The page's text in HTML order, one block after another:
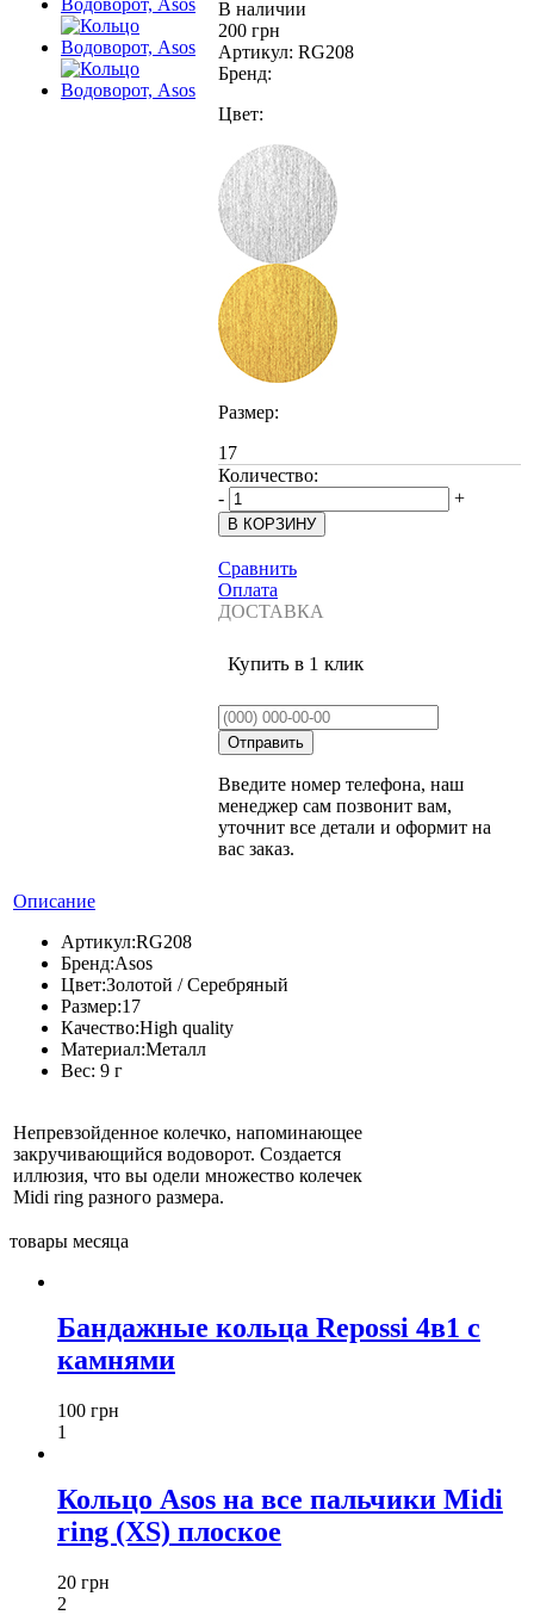
В наличии
200 грн
Артикул: RG208
Бренд:
Цвет:
Размер:
17
Количество:
-
+
Сравнить
Оплата
ДОСТАВКА
Купить в 1 клик
Введите номер телефона, наш
менеджер сам позвонит вам,
уточнит все детали и оформит на
вас заказ.
Описание
Артикул:RG208
Бренд:Asos
Цвет:Золотой / Серебряный
Размер:17
Качество:High quality
Материал:Металл
Вес: 9 г
Непревзойденное колечко, напоминающее
закручивающийся водоворот. Создается
иллюзия, что вы одели множество колечек
Midi ring разного размера.
товары месяца
Бандажные кольца Repossi 4в1 с
камнями
100 грн
1
Кольцо Asos на все пальчики Midi
ring (XS) плоское
20 грн
2